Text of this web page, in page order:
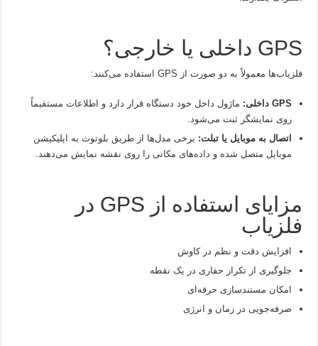
GPS داخلی یا خارجی؟
فلزیاب‌ها معمولاً به دو صورت از GPS استفاده می‌کنند:
GPS داخلی:
ماژول داخل خود دستگاه قرار دارد و اطلاعات مستقیماً
روی نمایشگر ثبت می‌شود.
اتصال به موبایل یا تبلت: برخی مدل‌ها از طریق بلوتوث به اپلیکیشن
موبایل متصل شده و داده‌های مکانی را روی نقشه نمایش می‌دهند.
مزایای استفاده از GPS در
فلزیاب
افزایش دقت و نظم در کاوش
جلوگیری از تکرار حفاری در یک نقطه
امکان مستندسازی حرفه‌ای
صرفه‌جویی در زمان و انرژی